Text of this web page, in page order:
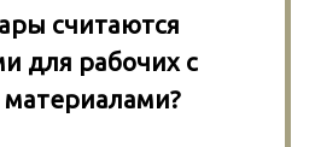
считаются
для рабочих с